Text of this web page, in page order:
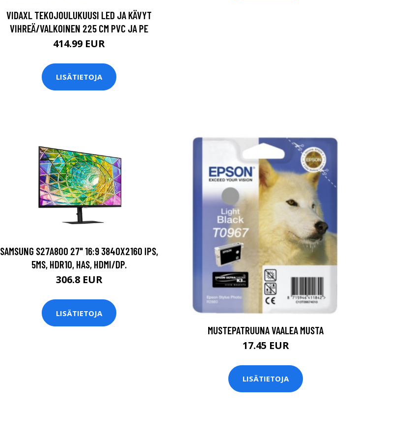
VIDAXL TEKOJOULUKUUSI LED JA KÄVYT
VIHREÄ/VALKOINEN 225 CM PVC JA PE
414.99 EUR
LISÄTIETOJA
SAMSUNG S27A800 27" 16:9 3840X2160 IPS,
5MS, HDR10, HAS, HDMI/DP.
306.8 EUR
LISÄTIETOJA
MUSTEPATRUUNA VAALEA MUSTA
17.45 EUR
LISÄTIETOJA